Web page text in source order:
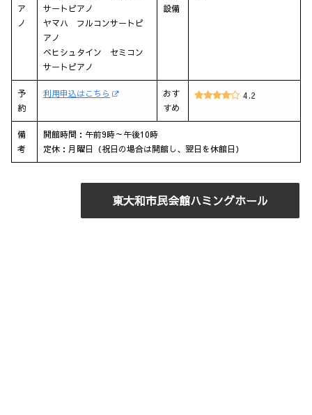
ア
ノ
サートピアノ
ヤマハ フルコンサートピ
アノ
ベヒシュタイン セミコン
サートピアノ
設備
予
約
利用申込はこちら
おす
すめ
4.2
備
考
開館時間：午前9時～午後10時
定休：月曜日（祝日の場合は開館し、翌日を休館日）
東大和市民会館ハミングホール